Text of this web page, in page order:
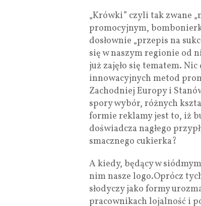
„Krówki” czyli tak zwane
promocyjnym,
dosłownie „przepis na
się w naszym regionie od
już zajęło się tematem.
innowacyjnych metod
Zachodniej Europy i
spory wybór, różnych
formie reklamy jest to, iż
doświadcza nagłego
smacznego cukierka?
A kiedy, będący w
nim nasze logo.Oprócz
słodyczy jako formy
pracownikach lojalność i